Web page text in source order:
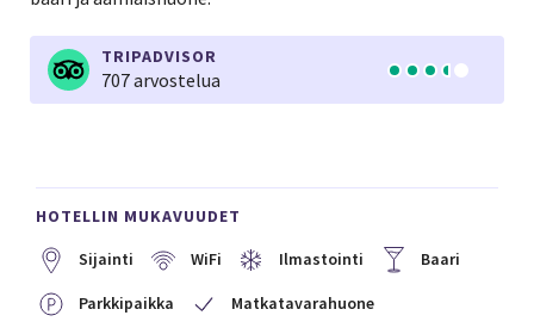
TRIPADVISOR
707 arvostelua
HOTELLIN MUKAVUUDET
Sijainti
WiFi Ilmastointi Baari
Parkkipaikka Matkatavarahuone